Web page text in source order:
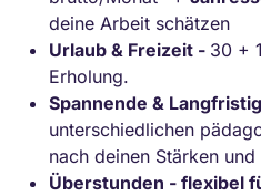
deine Arbeit schätzen
Urlaub & Freizeit - 30 +
Erholung.
Spannende &
unterschiedlichen
nach deinen Stärken und
Überstunden - flexibel